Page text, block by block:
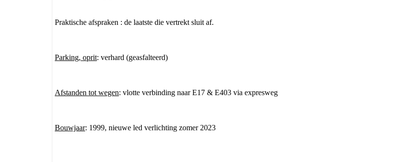
Praktische afspraken : de laatste die vertrekt sluit af.
Parking, oprit: verhard (geasfalteerd)
Afstanden tot wegen: vlotte verbinding naar E17 & E403 via expresweg
Bouwjaar: 1999, nieuwe led verlichting zomer 2023